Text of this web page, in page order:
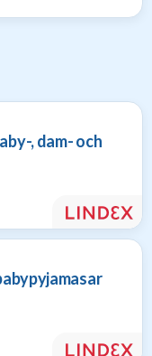
, dam- och